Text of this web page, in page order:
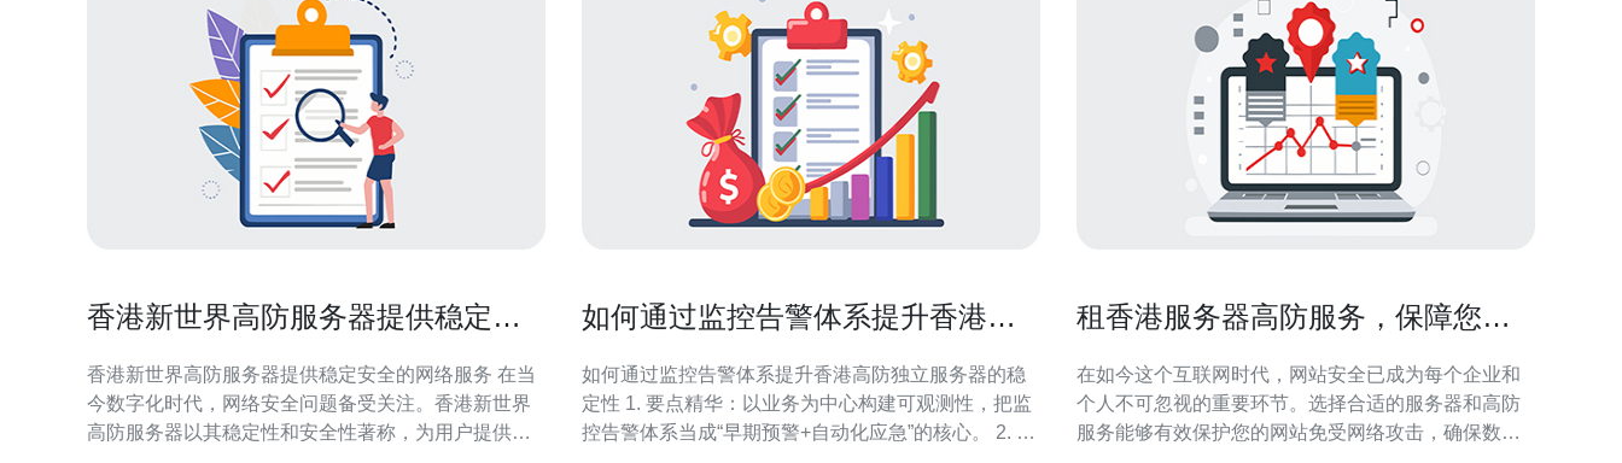
香港新世界高防服务器提供稳定安
香港新世界高防服务器提供稳定安全的网络服务 在当
今数字化时代，网络安全问题备受关注。香港新世界
高防服务器以其稳定性和安全性著称，为用户提供可
如何通过监控告警体系提升香港高
如何通过监控告警体系提升香港高防独立服务器的稳
定性 1. 要点精华：以业务为中心构建可观测性，把监
控告警体系当成“早期预警+自动化应急”的核心。 2. 要
租香港服务器高防服务，保障您网
在如今这个互联网时代，网站安全已成为每个企业和
个人不可忽视的重要环节。选择合适的服务器和高防
服务能够有效保护您的网站免受网络攻击，确保数据